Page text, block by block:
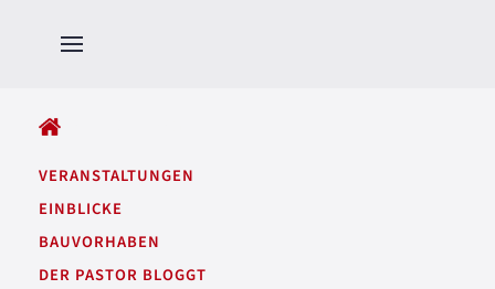
VERANSTALTUNGEN
EINBLICKE
BAUVORHABEN
DER PASTOR BLOGGT